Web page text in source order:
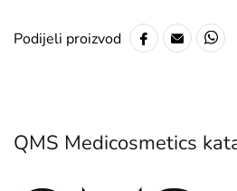
Podijeli proizvod
QMS Medicosmetics